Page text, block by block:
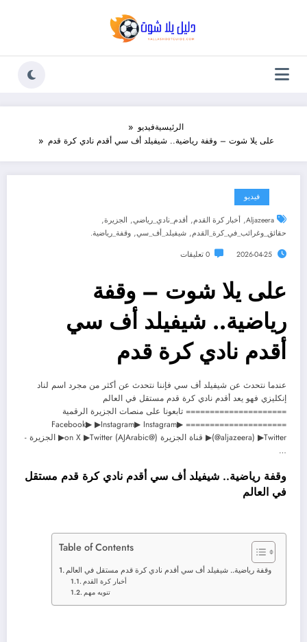
الرئيسيةفيديو
على يلا شوت – وقفة رياضية.. شيفيلد أف سي أقدم نادي كرة قدم
فيديو
Aljazeera
, أخبار كرة القدم, أقدم_نادي_رياضي, الجزيرة,
حقائق_وغرائب_في_كرة_القدم, شيفيلد_أف_سي, وقفة_رياضية.
2026-04-25 0 تعليقات
على يلا شوت – وقفة
رياضية.. شيفيلد أف سي
أقدم نادي كرة قدم
عندما نتحدث عن شيفيلد أف سي فإننا نتحدث عن أكثر من مجرد اسم لناد
إنكليزي فهو يعد أقدم نادي كرة قدم مستقل في العالم
===================== تابعونا على منصات الجزيرة الرقمية
===================== ▶Facebook▶ ▶Instagram▶ Instagram
(@aljazeera) ▶Twitter▶ قناة الجزيرة (@AJArabic) on X ▶Twitter▶ الجزيرة -
…
وقفة رياضية.. شيفيلد أف سي أقدم نادي كرة قدم مستقل
في العالم
Table of Contents
وقفة رياضية.. شيفيلد أف سي أقدم نادي كرة قدم مستقل في العالم
أخبار كرة القدم
تنويه مهم